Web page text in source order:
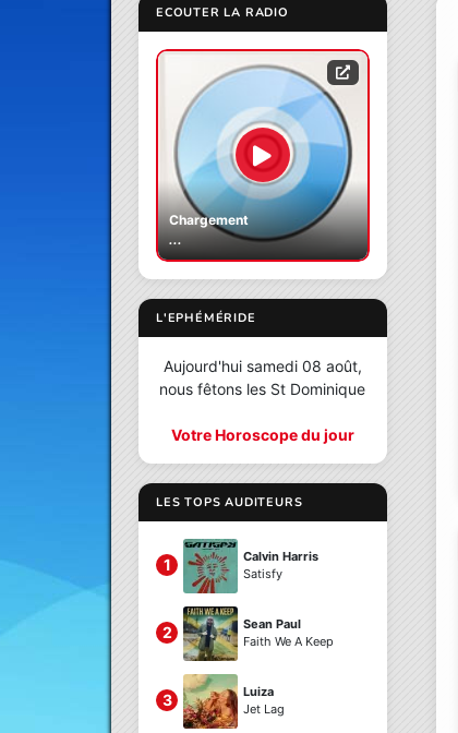
ECOUTER LA RADIO
Chargement
...
L'EPHÉMÉRIDE
Aujourd'hui samedi 08 août,
nous fêtons les St Dominique
Votre Horoscope du jour
LES TOPS AUDITEURS
1
Calvin Harris
Satisfy
2
Sean Paul
Faith We A Keep
3
Luiza
Jet Lag